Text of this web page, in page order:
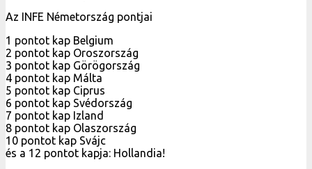
Az INFE Németország pontjai
1 pontot kap Belgium
2 pontot kap Oroszország
3 pontot kap Görögország
4 pontot kap Málta
5 pontot kap Ciprus
6 pontot kap Svédország
7 pontot kap Izland
8 pontot kap Olaszország
10 pontot kap Svájc
és a 12 pontot kapja: Hollandia!